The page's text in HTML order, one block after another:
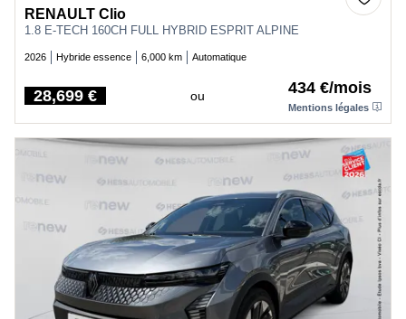
RENAULT Clio
1.8 E-TECH 160CH FULL HYBRID ESPRIT ALPINE
2026 Hybride essence 6,000 km Automatique
Price
28,699 € ou 434 €/mois
Mentions légales